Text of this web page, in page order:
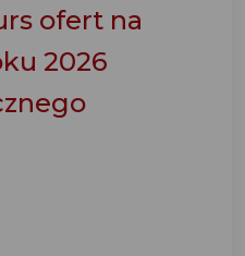
ofert na
2026